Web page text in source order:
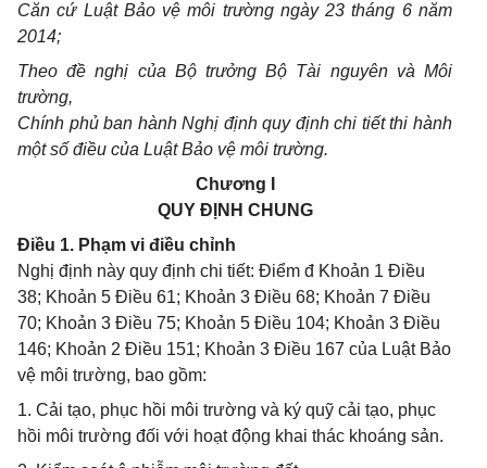
Căn cứ Luật Bảo vệ môi trường ngày 23 tháng 6 năm
2014;
Theo đề nghị của Bộ trưởng Bộ Tài nguyên và Môi
trường,
Chính phủ ban hành Nghị định quy định chi tiết thi hành
một số điều của Luật Bảo vệ môi trường.
Chương I
QUY ĐỊNH CHUNG
Điều 1. Phạm vi điều chỉnh
Nghị định này quy định chi tiết: Điểm đ Khoản 1 Điều
38; Khoản 5 Điều 61; Khoản 3 Điều 68; Khoản 7 Điều
70; Khoản 3 Điều 75; Khoản 5 Điều 104; Khoản 3 Điều
146; Khoản 2 Điều 151; Khoản 3 Điều 167 của Luật Bảo
vệ môi trường, bao gồm:
1. Cải tạo, phục hồi môi trường và ký quỹ cải tạo, phục
hồi môi trường đối với hoạt động khai thác khoáng sản.